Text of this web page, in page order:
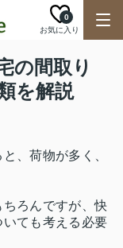
お気に入り
0
の間取り
を解説
、荷物が多く、
ろんですが、快
ても考える必要